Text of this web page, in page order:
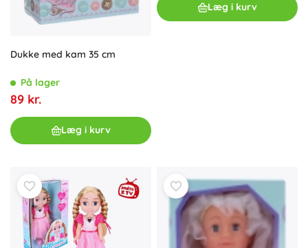
Dukke med kam 35 cm
På lager
89 kr.
Læg i kurv
Læg i kurv